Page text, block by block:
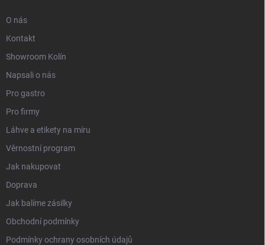
O nás
Kontakt
Showroom Kolín
Napsali o nás
Pro gastro
Pro firmy
Láhve a etikety na míru
Věrnostní program
Jak nakupovat
Doprava
Jak balíme zásilky
Obchodní podmínky
Podmínky ochrany osobních údajů